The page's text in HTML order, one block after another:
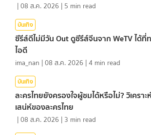
|08 ส.ค. 2026 | 5 min read
บันเทิง
ซีรีส์ดีไม่มีวัน Out ดูซีรีส์จีนจาก WeTV ได้ที่
ไอดี
ima_nan |08 ส.ค. 2026 |4 min read
บันเทิง
ละครไทยยังครองใจผู้ชมได้หรือไม่? วิเคราะ
เสน่ห์ของละครไทย
|08 ส.ค. 2026 | 3 min read